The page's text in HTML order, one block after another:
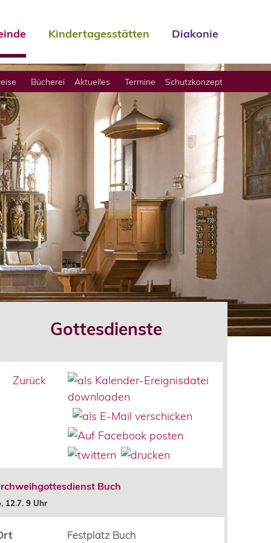
Kindertagesstätten Diakonie
Bücherei Aktuelles Termine Schutzkonzept
Gottesdienste
Zurück
Buch
12.7. 9 Uhr
Festplatz Buch